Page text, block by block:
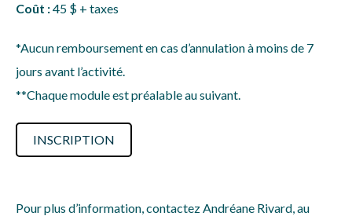
Coût :45 $ + taxes
*Aucun remboursement en cas d’annulation à moins de 7
jours avant l’activité.
**Chaque module est préalable au suivant.
INSCRIPTION
Pour plus d’information, contactez Andréane Rivard, au